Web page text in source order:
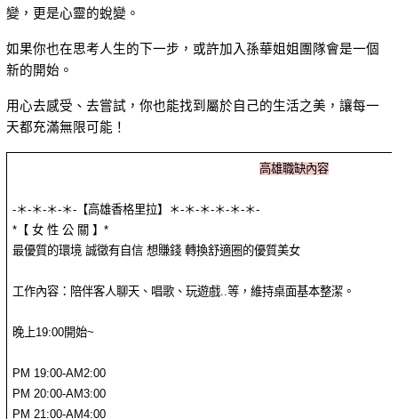
變，更是心靈的蛻變。
如果你也在思考人生的下一步，或許加入孫華姐姐團隊會是一個
新的開始。
用心去感受、去嘗試，你也能找到屬於自己的生活之美，讓每一
天都充滿無限可能！
高雄職缺內容
-＊-＊-＊-＊-【高雄香格里拉】＊-＊-＊-＊-＊-＊-
*【 女 性 公 關 】*
最優質的環境 誠徵有自信 想賺錢 轉換舒適圈的優質美女
工作內容：陪伴客人聊天、唱歌、玩遊戲..等，維持桌面基本整潔。
晚上19:00開始~
PM 19:00-AM2:00
PM 20:00-AM3:00
PM 21:00-AM4:00